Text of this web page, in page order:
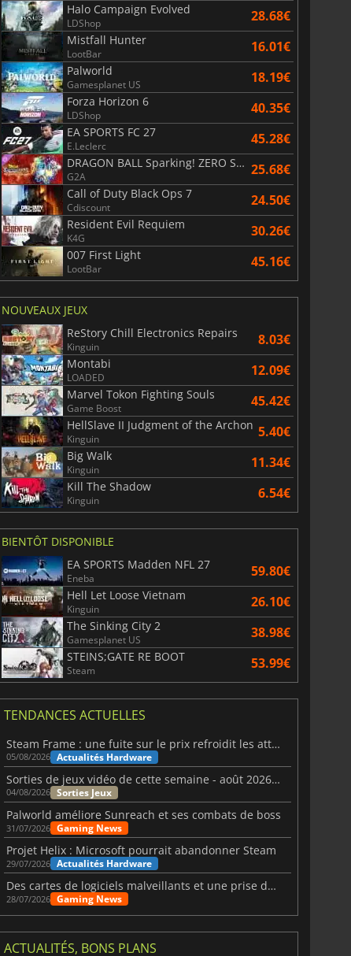
Halo Campaign Evolved
LDShop 28.68€
Mistfall Hunter
LootBar 16.01€
Palworld
Gamesplanet US 18.19€
Forza Horizon 6
LDShop 40.35€
EA SPORTS FC 27
E.Leclerc 45.28€
DRAGON BALL Sparking! ZERO Super Limit Breaking NEO
G2A 25.68€
Call of Duty Black Ops 7
Cdiscount 24.50€
Resident Evil Requiem
K4G 30.26€
007 First Light
LootBar 45.16€
NOUVEAUX JEUX
ReStory Chill Electronics Repairs
Kinguin 8.03€
Montabi
LOADED 12.09€
Marvel Tokon Fighting Souls
Game Boost 45.42€
HellSlave II Judgment of the Archon
Kinguin 5.40€
Big Walk
Kinguin 11.34€
Kill The Shadow
Kinguin 6.54€
BIENTÔT DISPONIBLE
EA SPORTS Madden NFL 27
Eneba 59.80€
Hell Let Loose Vietnam
Kinguin 26.10€
The Sinking City 2
Gamesplanet US 38.98€
STEINS;GATE RE BOOT
Steam 53.99€
TENDANCES ACTUELLES
Steam Frame : une fuite sur le prix refroidit les attentes VR
05/08/2026 Actualités Hardware
Sorties de jeux vidéo de cette semaine - août 2026 (semaine 32)
04/08/2026 Sorties Jeux
Palworld améliore Sunreach et ses combats de boss
31/07/2026 Gaming News
Projet Helix : Microsoft pourrait abandonner Steam
29/07/2026 Actualités Hardware
Des cartes de logiciels malveillants et une prise de contrôle de Discord ont touché Meccha Chameleon
28/07/2026 Gaming News
ACTUALITÉS, BONS PLANS